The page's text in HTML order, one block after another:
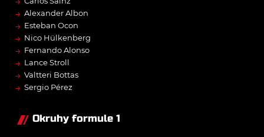
→ Alexander Albon
→ Esteban Ocon
→ Nico Hülkenberg
→ Fernando Alonso
→ Lance Stroll
→ Valtteri Bottas
→ Sergio Pérez
Okruhy formule 1